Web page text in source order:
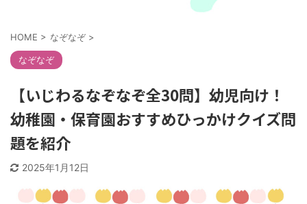
HOME > なぞなぞ >
なぞなぞ
【いじわるなぞなぞ全30問】幼児向け！
幼稚園・保育園おすすめひっかけクイズ問
題を紹介
2025年1月12日